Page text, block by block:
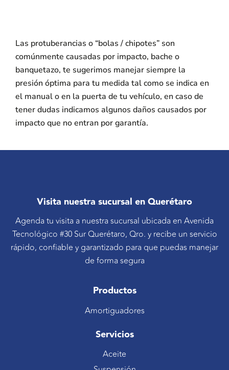
Las protuberancias o “bolas / chipotes” son
comúnmente causadas por impacto, bache o
banquetazo, te sugerimos manejar siempre la
presión óptima para tu medida tal como se indica en
el manual o en la puerta de tu vehículo, en caso de
tener dudas indicamos algunos daños causados por
impacto que no entran por garantía.
Visita nuestra sucursal en Querétaro
Agenda tu visita a nuestra sucursal ubicada en Avenida
Tecnológico #30 Sur Querétaro, Qro. y recibe un servicio
rápido, confiable y garantizado para que puedas manejar
de forma segura
Productos
Amortiguadores
Servicios
Aceite